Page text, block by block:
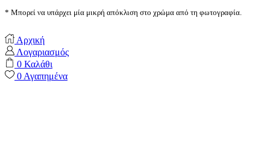
* Μπορεί να υπάρχει μία μικρή απόκλιση στο χρώμα από τη φωτογραφία.
Αρχική
Λογαριασμός
0 Καλάθι
0Αγαπημένα